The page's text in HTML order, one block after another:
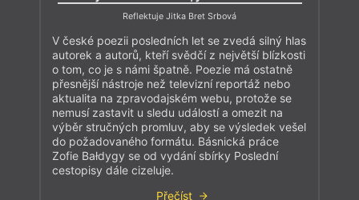
Reflektuje Jitka Bret Srbová
V české poezii posledních let se zvedá silný hlas
autorek a autorů, kteří svědčí z největší blízkosti
o tom, co je s námi špatně. Poezie má ostatně
přesnější nástroje než televizní reportáž nebo
aktualita na zpravodajském webu, protože se
nemusí zastavit u sledu událostí a omezit na
výběr stručných promluv, aby se výsledek vešel
do požadovaného formátu. Básnická práce
Zofie Bałdygy se od vydání sbírky Poslední
cestopisy dále cizeluje.
Přečíst